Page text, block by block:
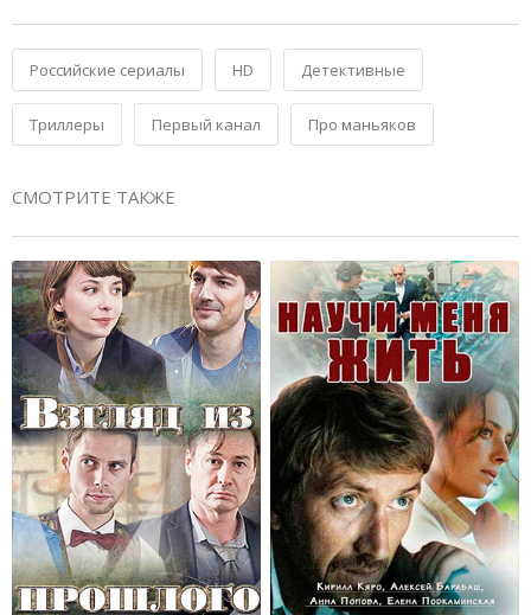
Российские сериалы HD Детективные
Триллеры Первый канал Про маньяков
СМОТРИТЕ ТАКЖЕ